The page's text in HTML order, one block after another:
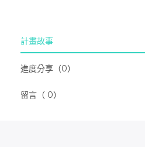
計畫故事
進度分享（0）
留言（ 0）